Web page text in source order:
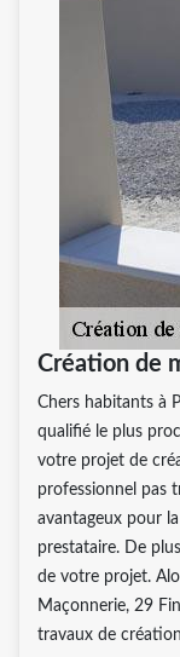
Création de
Chers habitants à
qualifié le plus
votre projet de
professionnel pas
avantageux pour
prestataire. De
de votre projet.
Maçonnerie, 29
travaux de